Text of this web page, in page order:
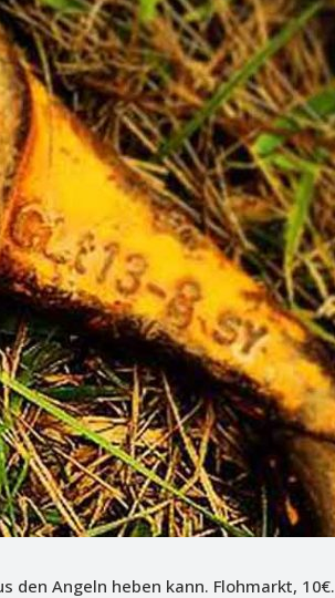
den Angeln heben kann. Flohmarkt, 10€.